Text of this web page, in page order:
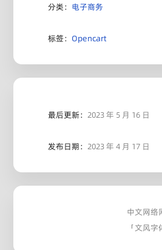
分类： 电子商务
标签： Opencart
最后更新： 2023 年 5 月 16 日
发布日期： 2023 年 4 月 17 日
中文网络
「文风字